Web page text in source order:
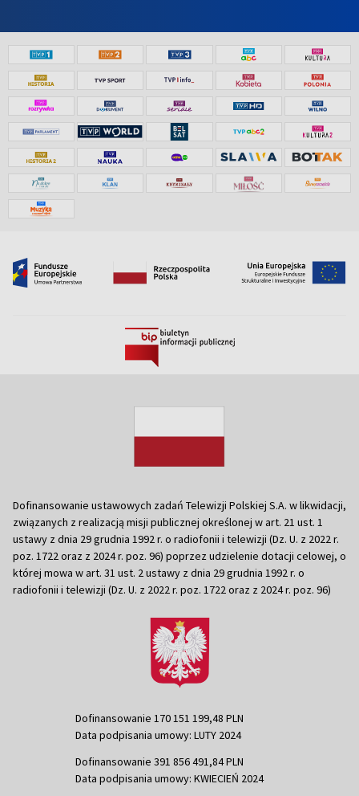
Dofinansowanie ustawowych zadań Telewizji Polskiej S.A. w likwidacji,
związanych z realizacją misji publicznej określonej w art. 21 ust. 1
ustawy z dnia 29 grudnia 1992 r. o radiofonii i telewizji (Dz. U. z 2022 r.
poz. 1722 oraz z 2024 r. poz. 96) poprzez udzielenie dotacji celowej, o
której mowa w art. 31 ust. 2 ustawy z dnia 29 grudnia 1992 r. o
radiofonii i telewizji (Dz. U. z 2022 r. poz. 1722 oraz z 2024 r. poz. 96)
Dofinansowanie 170 151 199,48 PLN
Data podpisania umowy: LUTY 2024
Dofinansowanie 391 856 491,84 PLN
Data podpisania umowy: KWIECIEŃ 2024